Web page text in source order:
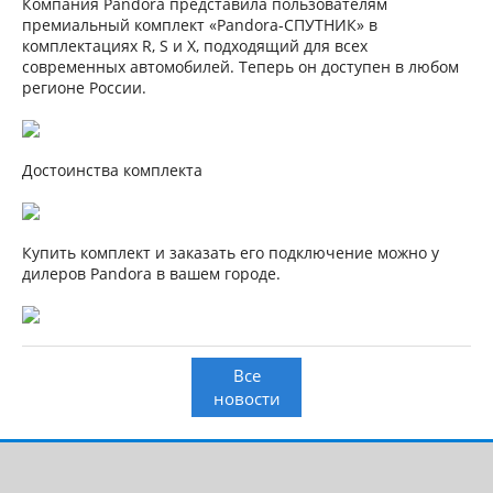
премиальный комплект «Pandora-СПУТНИК» в
комплектациях R, S и X, подходящий для всех
современных автомобилей. Теперь он доступен в любом
регионе России.
Достоинства комплекта
Купить комплект и заказать его подключение можно у
дилеров Pandora в вашем городе.
Все
новости